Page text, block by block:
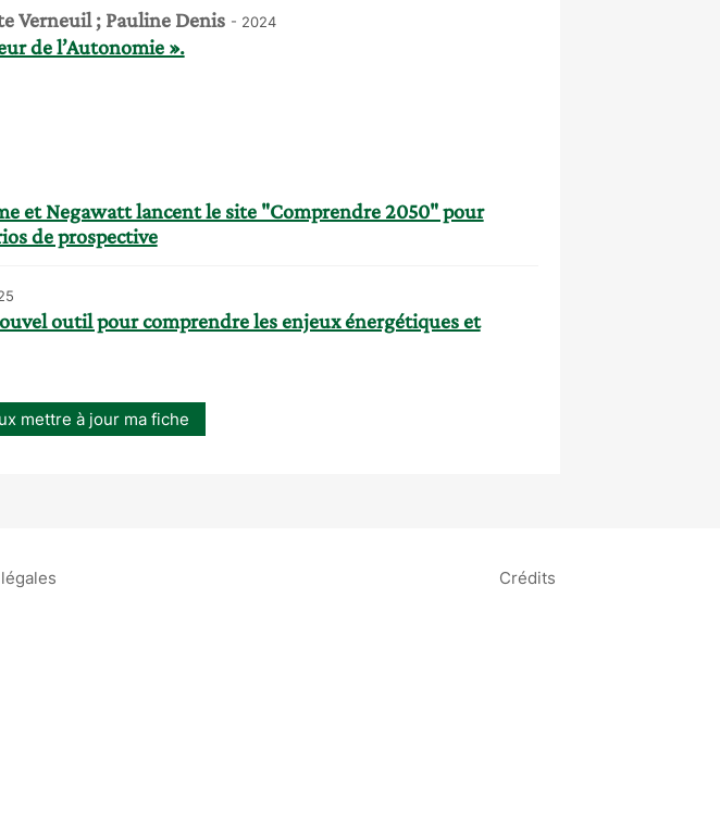
Verneuil ; Pauline Denis - 2024
de l’Autonomie ».
et Negawatt lancent le site "Comprendre 2050" pour
de prospective
outil pour comprendre les enjeux énergétiques et
mettre à jour ma fiche
Crédits